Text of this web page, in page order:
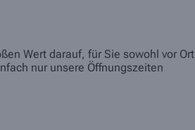
Wert darauf, für Sie sowohl vor Ort
nur unsere Öffnungszeiten